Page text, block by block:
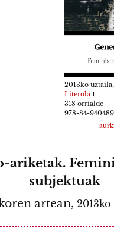
2013ko
Literola 1
318 orrialde
978-84-
ariketak.
subjektuak
artean,